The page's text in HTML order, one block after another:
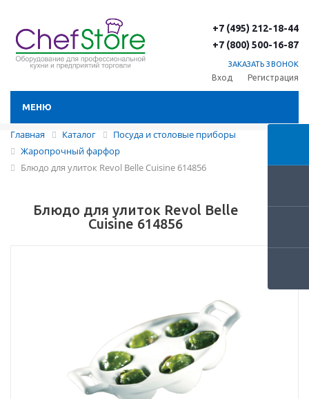
+7 (495) 212-18-44
+7 (800) 500-16-87
ЗАКАЗАТЬ ЗВОНОК
Вход Регистрация
МЕНЮ
Главная Каталог
Посуда и столовые приборы
Жаропрочный фарфор
Блюдо для улиток Revol Belle Cuisine 614856
Блюдо для улиток Revol Belle
Cuisine 614856